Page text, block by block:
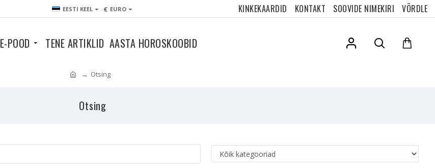
EESTI KEEL € EURO KINKEKAARDID KONTAKT SOOVIDE NIMEKIRI VÕRDLE
E-POOD TENE ARTIKLID AASTA HOROSKOOBID
Otsing
Otsing